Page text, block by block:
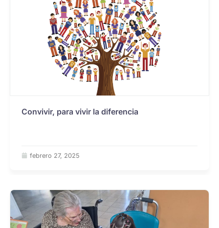
Convivir, para vivir la diferencia
febrero 27, 2025